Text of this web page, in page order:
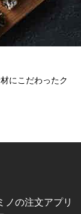
にこだわったク
ノの注文アプリ